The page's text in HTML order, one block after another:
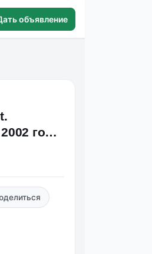
объявление
год.